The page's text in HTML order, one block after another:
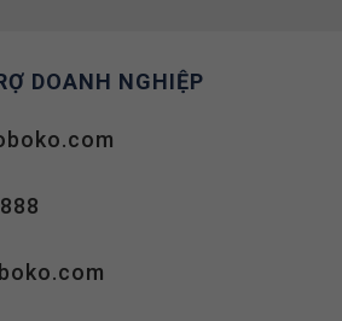
DOANH NGHIỆP